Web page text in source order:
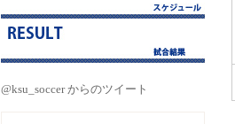
@ksu_soccer からのツイート